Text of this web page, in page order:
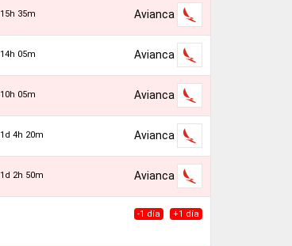
15h 35m Avianca
14h 05m Avianca
10h 05m Avianca
1d 4h 20m Avianca
1d 2h 50m Avianca
-1 día +1 día